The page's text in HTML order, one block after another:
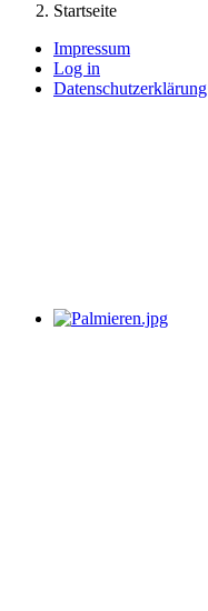
Startseite
Impressum
Log in
Datenschutzerklärung